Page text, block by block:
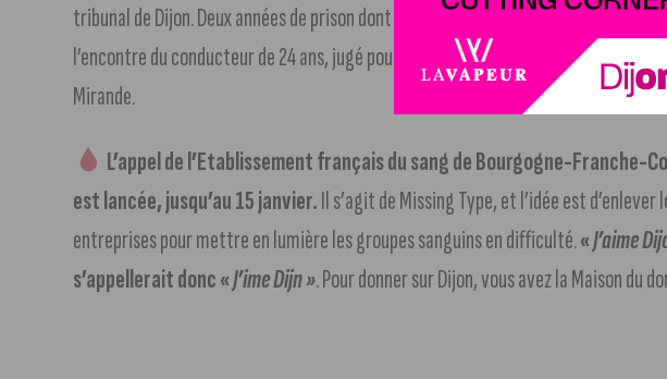
tribunal de Dijon. Deux années de prison dont un an ferme ont été requis hier par le
l’encontre du conducteur de 24 ans, jugé pour avoir provoqué un accident mortel
Mirande.
L’appel de l’Etablissement français du sang de Bourgogne-Franche-
est lancée, jusqu’au 15 janvier.Il s’agit de Missing Type, et l’idée est d’enlever
entreprises pour mettre en lumière les groupes sanguins en difficulté.«J’aime
s’appellerait donc «J’ime Dijn ». Pour donner sur Dijon, vous avez la Maison du